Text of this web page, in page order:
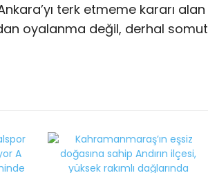
terk etmeme kararı alan
oyalanma değil, derhal somut